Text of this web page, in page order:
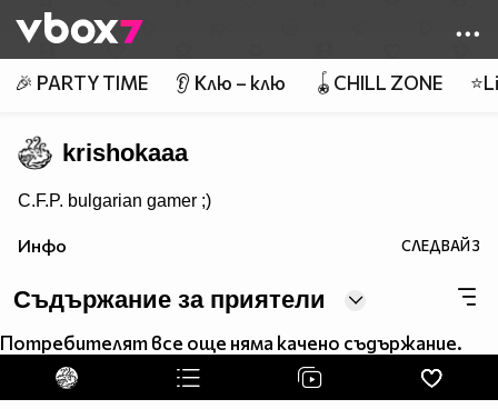
👾
🎉 PARTY TIME 👂 Клю – клю 🪀CHILL ZONE
krishokaaa
C.F.P. bulgarian gamer ;)
Инфо СЛЕДВАЙ3
Съдържание за приятели
Потребителят все още няма качено съдържание.